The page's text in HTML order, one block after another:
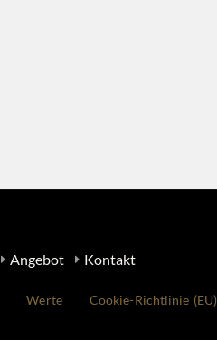
Angebot Kontakt
Werte Cookie-Richtlinie (EU)